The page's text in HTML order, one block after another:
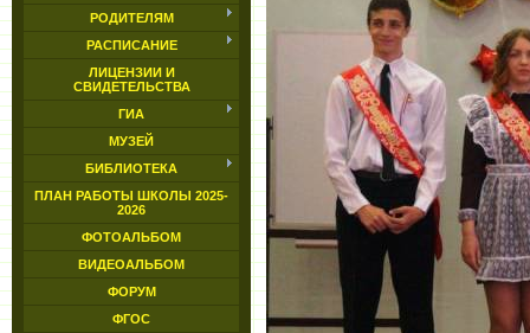
РОДИТЕЛЯМ
РАСПИСАНИЕ
ЛИЦЕНЗИИ И
СВИДЕТЕЛЬСТВА
ГИА
МУЗЕЙ
БИБЛИОТЕКА
ПЛАН РАБОТЫ ШКОЛЫ 2025-
2026
ФОТОАЛЬБОМ
ВИДЕОАЛЬБОМ
ФОРУМ
ФГОС